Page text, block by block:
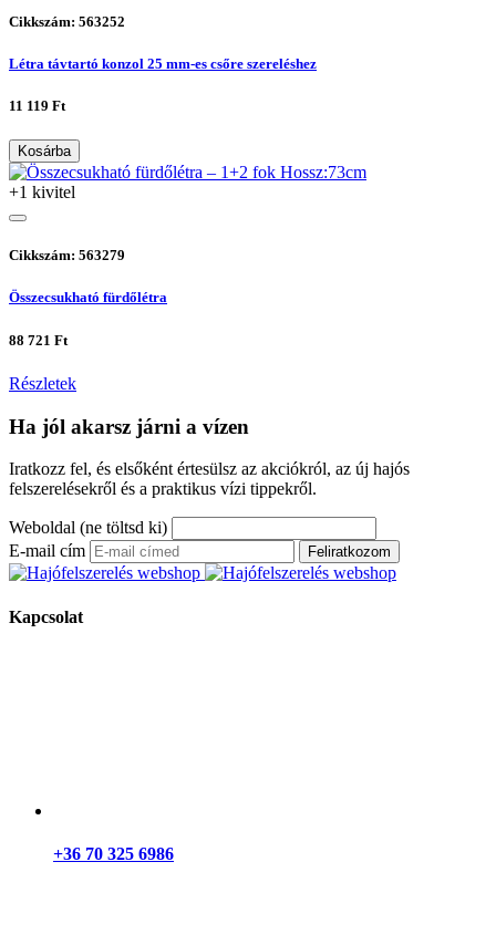
Cikkszám: 563252
Létra távtartó konzol 25 mm-es csőre szereléshez
11 119 Ft
Kosárba
+1 kivitel
Cikkszám: 563279
Összecsukható fürdőlétra
88 721 Ft
Részletek
Ha jól akarsz járni a vízen
Iratkozz fel, és elsőként értesülsz az akciókról, az új hajós
felszerelésekről és a praktikus vízi tippekről.
Weboldal (ne töltsd ki)
E-mail cím
Feliratkozom
Kapcsolat
+36 70 325 6986